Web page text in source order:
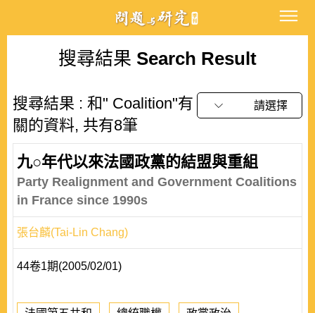
搜尋結果 Search Result
搜尋結果 : 和" Coalition"有
關的資料, 共有8筆
請選擇
九○年代以來法國政黨的結盟與重組
Party Realignment and Government Coalitions
in France since 1990s
張台麟(Tai-Lin Chang)
44卷1期(2005/02/01)